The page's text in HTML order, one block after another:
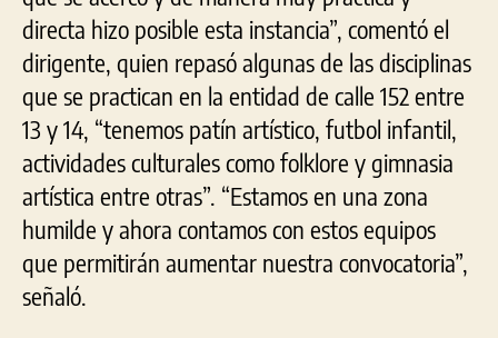
directa hizo posible esta instancia”, comentó el
dirigente, quien repasó algunas de las disciplinas
que se practican en la entidad de calle 152 entre
13 y 14, “tenemos patín artístico, futbol infantil,
actividades culturales como folklore y gimnasia
artística entre otras”. “Estamos en una zona
humilde y ahora contamos con estos equipos
que permitirán aumentar nuestra convocatoria”,
señaló.